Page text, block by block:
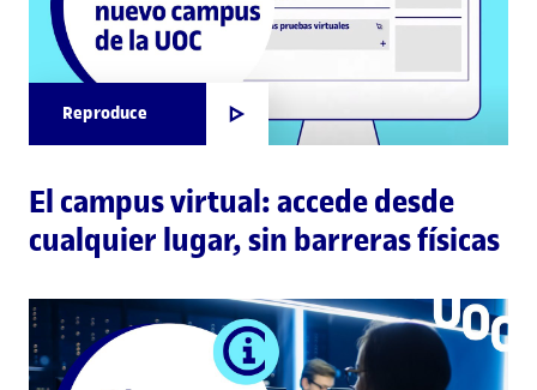
Reproduce
El campus virtual: accede desde
cualquier lugar, sin barreras físicas